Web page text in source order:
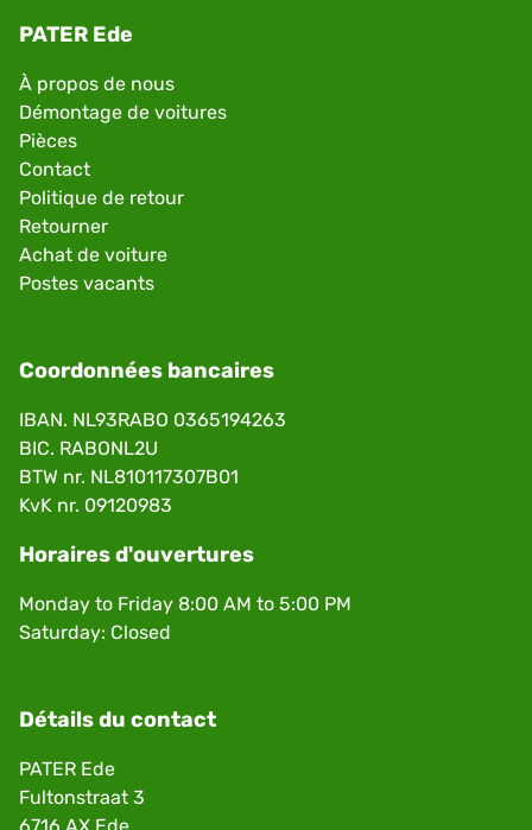
PATER Ede
À propos de nous
Démontage de voitures
Pièces
Contact
Politique de retour
Retourner
Achat de voiture
Postes vacants
Coordonnées bancaires
IBAN. NL93RABO 0365194263
BIC. RABONL2U
BTW nr. NL810117307B01
KvK nr. 09120983
Horaires d'ouvertures
Monday to Friday 8:00 AM to 5:00 PM
Saturday: Closed
Détails du contact
PATER Ede
Fultonstraat 3